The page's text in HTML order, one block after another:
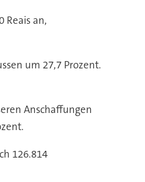
Reais an,
um 27,7 Prozent.
Anschaffungen
126.814